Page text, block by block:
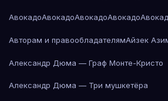
АвокадоАвокадоАвокадоАвокадо
Авторам и правообладателямАйзек
Александр Дюма — Граф Монте-Кристо
Александр Дюма — Три мушкетёра